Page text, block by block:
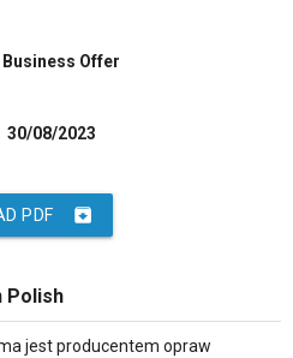
Business Offer
30/08/2023
archive
PDF
Polish
jest producentem opraw